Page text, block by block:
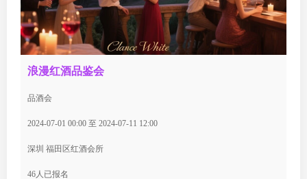
浪漫红酒品鉴会
品酒会
2024-07-01 00:00 至 2024-07-11 12:00
深圳 福田区红酒会所
46人已报名